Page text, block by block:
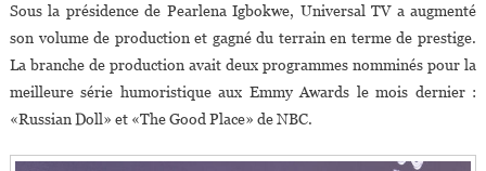
Sous la présidence de Pearlena Igbokwe, Universal TV a augmenté
son volume de production et gagné du terrain en terme de prestige.
La branche de production avait deux programmes nomminés pour la
meilleure série humoristique aux Emmy Awards le mois dernier :
«Russian Doll» et «The Good Place» de NBC.